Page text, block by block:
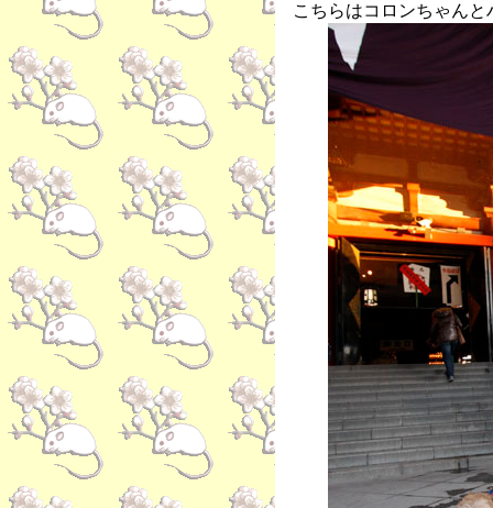
こちらはコロンちゃんと